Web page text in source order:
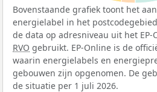
Bovenstaande grafiek toont het
energielabel in het
de data op adresniveau uit het EP-
RVO gebruikt. EP-Online is de
waarin energielabels en
gebouwen zijn opgenomen. De
de situatie per 1 juli 2026.